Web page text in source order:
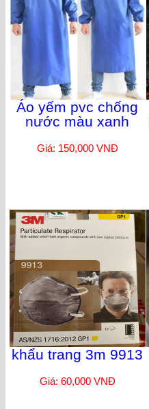
Áo yếm pvc chống
nước màu xanh
Giá: 150,000 VNĐ
khẩu trang 3m 9913
Giá: 60,000 VNĐ